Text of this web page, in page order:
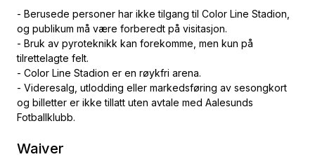
- Berusede personer har ikke tilgang til Color Line Stadion,
og publikum må være forberedt på visitasjon.
- Bruk av pyroteknikk kan forekomme, men kun på
tilrettelagte felt.
- Color Line Stadion er en røykfri arena.
- Videresalg, utlodding eller markedsføring av sesongkort
og billetter er ikke tillatt uten avtale med Aalesunds
Fotballklubb.
Waiver